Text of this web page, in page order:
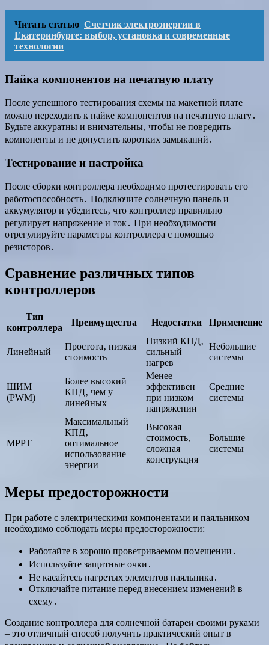
Читать статью Счетчик электроэнергии в
Екатеринбурге: выбор, установка и современные
технологии
Пайка компонентов на печатную плату
После успешного тестирования схемы на макетной плате
можно переходить к пайке компонентов на печатную плату․
Будьте аккуратны и внимательны‚ чтобы не повредить
компоненты и не допустить коротких замыканий․
Тестирование и настройка
После сборки контроллера необходимо протестировать его
работоспособность․ Подключите солнечную панель и
аккумулятор и убедитесь‚ что контроллер правильно
регулирует напряжение и ток․ При необходимости
отрегулируйте параметры контроллера с помощью
резисторов․
Сравнение различных типов
контроллеров
Тип
контроллера
Преимущества Недостатки Применение
Линейный
Простота‚ низкая
стоимость
Низкий КПД‚
сильный
нагрев
Небольшие
системы
ШИМ
(PWM)
Более высокий
КПД‚ чем у
линейных
Менее
эффективен
при низком
напряжении
Средние
системы
MPPT
Максимальный
КПД‚
оптимальное
использование
энергии
Высокая
стоимость‚
сложная
конструкция
Большие
системы
Меры предосторожности
При работе с электрическими компонентами и паяльником
необходимо соблюдать меры предосторожности:
Работайте в хорошо проветриваемом помещении․
Используйте защитные очки․
Не касайтесь нагретых элементов паяльника․
Отключайте питание перед внесением изменений в
схему․
Создание контроллера для солнечной батареи своими руками
– это отличный способ получить практический опыт в